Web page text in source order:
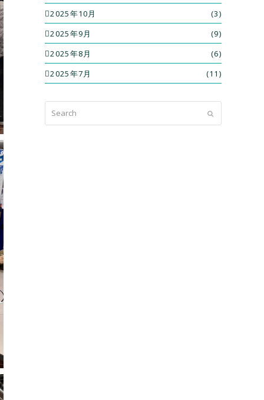
2025年10月
(3)
2025年9月
(9)
2025年8月
(6)
2025年7月
(11)